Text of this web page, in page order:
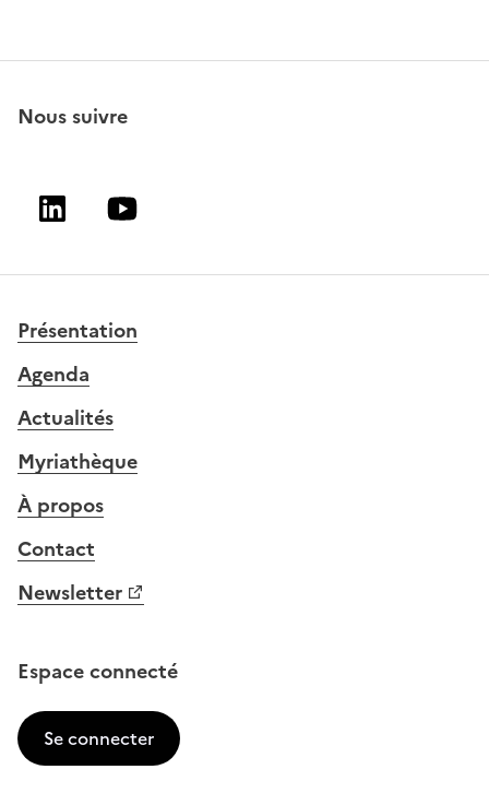
Nous suivre
LinkedinYoutube
Présentation
Agenda
Actualités
Myriathèque
À propos
Contact
Newsletter
Espace connecté
Se connecter